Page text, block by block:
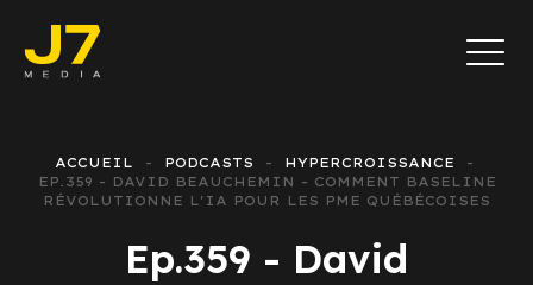
ACCUEIL PODCASTS
HYPERCROISSANCE
EP.359 - DAVID BEAUCHEMIN - COMMENT BASELINE
RÉVOLUTIONNE L'IA POUR LES PME QUÉBÉCOISES
Ep.359 - David